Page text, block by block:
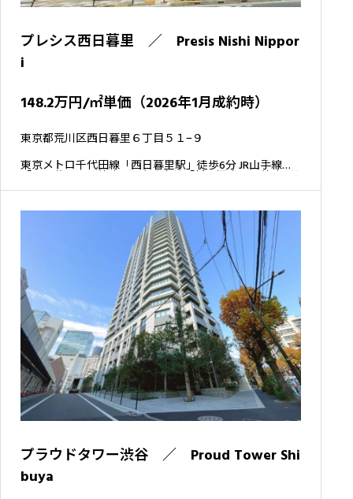
プレシス西日暮里 ／ Presis Nishi Nippor
i
148.2万円/㎡単価（2026年1月成約時）
東京都荒川区西日暮里６丁目５１−９
東京メトロ千代田線「西日暮里駅」徒歩6分 JR山手線
プラウドタワー渋谷 ／ Proud Tower Shi
buya